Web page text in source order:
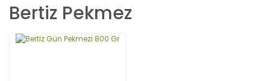
Bertiz Pekmez